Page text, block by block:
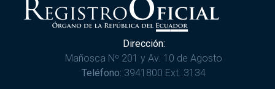
Dirección:
Mañosca Nº 201 y Av. 10 de Agosto
Teléfono: 3941800 Ext. 3134